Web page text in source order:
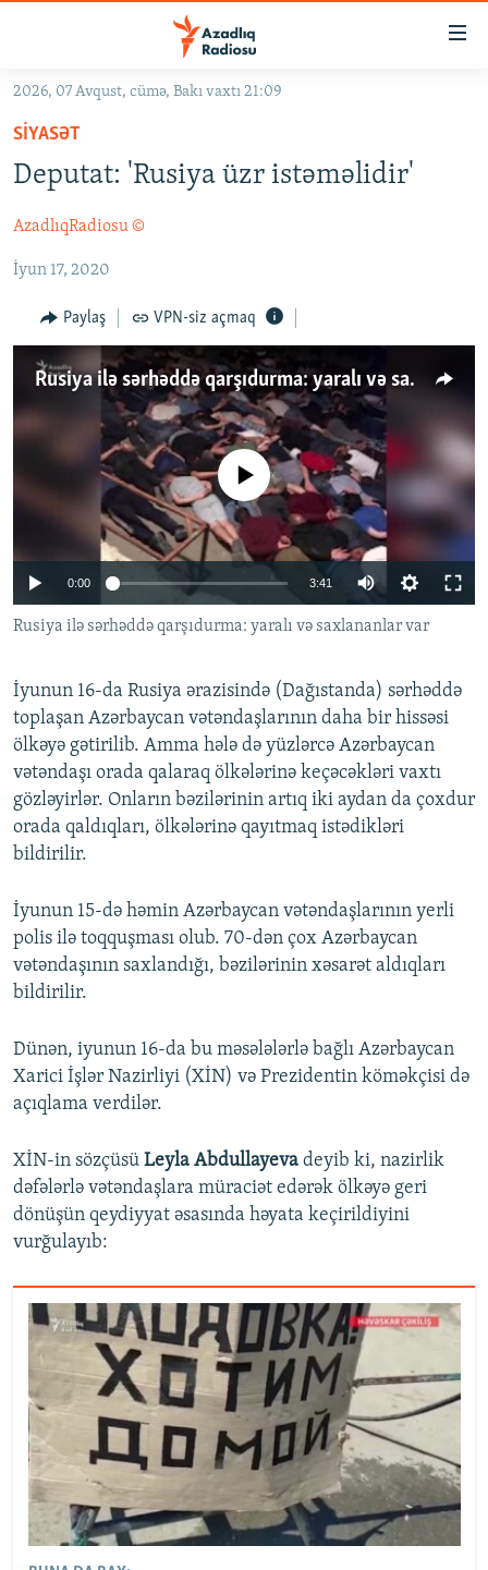
Əsas
qayıt
Əsas
naviqasiyaya
qayıt
keç
GÜNDƏM
KORRUPSIOMETR
#ƏSLINDƏ
FƏRQƏ BAX
QANUNI DOĞRU
ARAŞDIRMA
MULTIMEDIA
FOTOQALEREYA
İNFOQRAFIKA
KARIKATURA
RADIO ARXIV
AZƏRBAYCAN ƏDƏBIYYATI KITABXANASI
İSLAM VƏ DEMOKRATIYA
İZ - MƏDƏNIYYƏT PROQRAMI
HAQQIMIZDA
MISSIYAMIZ
PEŞƏ ETIKASI VƏ JURNALISTIKA STANDARTLARIMIZ
MATERIALLARIMIZDAN ISTIFADƏ
AZADLIQRADIOSU MOBIL TELEFONUNUZDA
XƏBƏR BÜLLETENLƏRIMIZ
RFE/RL-in bütün saytları
2026, 07 Avqust, cümə, Bakı vaxtı 21:09
SIYASƏT
Deputat: 'Rusiya üzr istəməlidir'
AzadlıqRadiosu ©
İyun 17, 2020
Paylaş VPN-siz açmaq
Rusiya ilə sərhəddə qarşıdurma: yaralı və saxlananlar var
360p 480p
No media source currently available
0:00 3:41
270p
480p
Rusiya ilə sərhəddə qarşıdurma: yaralı və saxlananlar var
İyunun 16-da Rusiya ərazisində (Dağıstanda) sərhəddə
toplaşan Azərbaycan vətəndaşlarının daha bir hissəsi
ölkəyə gətirilib. Amma hələ də yüzlərcə Azərbaycan
vətəndaşı orada qalaraq ölkələrinə keçəcəkləri vaxtı
gözləyirlər. Onların bəzilərinin artıq iki aydan da çoxdur
orada qaldıqları, ölkələrinə qayıtmaq istədikləri
bildirilir.
İyunun 15-də həmin Azərbaycan vətəndaşlarının yerli
polis ilə toqquşması olub. 70-dən çox Azərbaycan
vətəndaşının saxlandığı, bəzilərinin xəsarət aldıqları
bildirilir.
Dünən, iyunun 16-da bu məsələlərlə bağlı Azərbaycan
Xarici İşlər Nazirliyi (XİN) və Prezidentin köməkçisi də
açıqlama verdilər.
XİN-in sözçüsü Leyla Abdullayeva deyib ki, nazirlik
dəfələrlə vətəndaşlara müraciət edərək ölkəyə geri
dönüşün qeydiyyat əsasında həyata keçirildiyini
vurğulayıb: